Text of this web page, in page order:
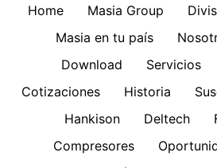
Home Masia Group
Masia en tu país
Download
Servicios
Cotizaciones
Historia
Hankison
Deltech
Compresores